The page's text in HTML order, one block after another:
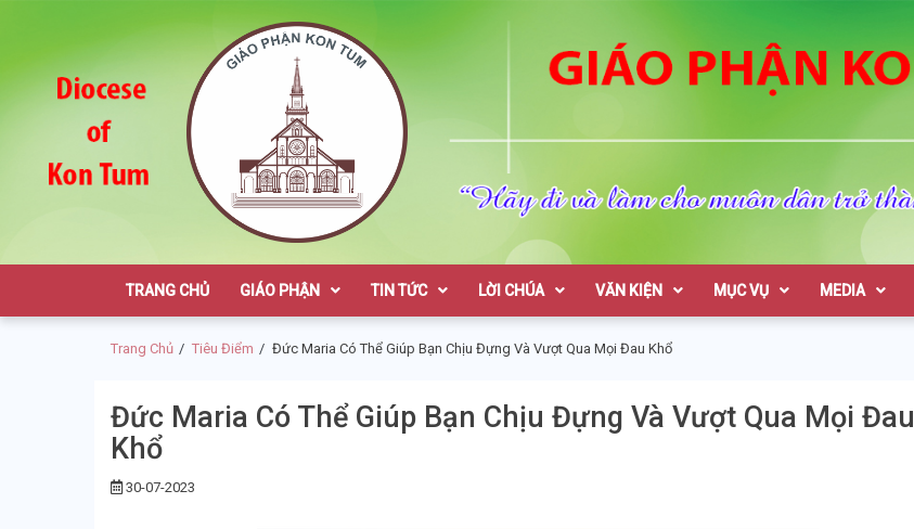
Giáo Phận Kon Tum
TRANG CHỦ GIÁO PHẬN TIN TỨC LỜI CHÚA VĂN KIỆN MỤC VỤ MEDIA
Trang Chủ Tiêu Điểm Đức Maria Có Thể Giúp Bạn Chịu Đựng Và Vượt Qua Mọi Đau Khổ
Đức Maria Có Thể Giúp Bạn Chịu Đựng Và Vượt Qua Mọi Đau
Khổ
30-07-2023